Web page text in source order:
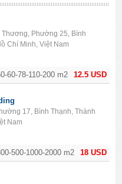
12.5 USD
60-78-110-200 m2
Phường 25, Bình
Chí Minh, Việt Nam
18 USD
500-1000-2000 m2
17, Bình Thạnh, Thành
Nam